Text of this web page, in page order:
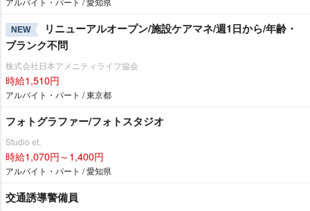
NEW
リニューアルオープン/施設ケアマネ/週1日から/年齢・
ブランク不問
株式会社日本アメニティライフ協会
時給1,510円
アルバイト・パート / 東京都
フォトグラファー/フォトスタジオ
Studio et.
時給1,070円～1,400円
アルバイト・パート / 愛知県
交通誘導警備員